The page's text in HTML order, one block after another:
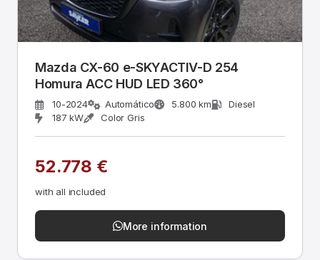
Mazda CX-60 e-SKYACTIV-D 254
Homura ACC HUD LED 360°
10-2024 Automático 5.800 km
Diesel
187 kW
Color Gris
52.778 €
with all included
More information